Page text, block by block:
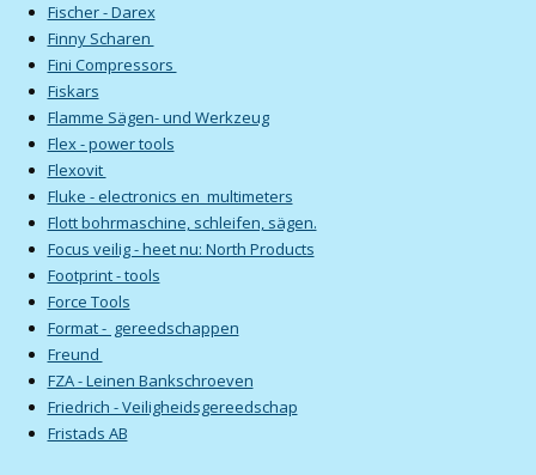
Fischer - Darex
Finny Scharen
Fini Compressors
Fiskars
Flamme Sägen- und Werkzeug
Flex - power tools
Flexovit
Fluke - electronics en multimeters
Flott bohrmaschine, schleifen, sägen.
Focus veilig - heet nu: North Products
Footprint - tools
Force Tools
Format - gereedschappen
Freund
FZA - Leinen Bankschroeven
Friedrich - Veiligheidsgereedschap
Fristads AB